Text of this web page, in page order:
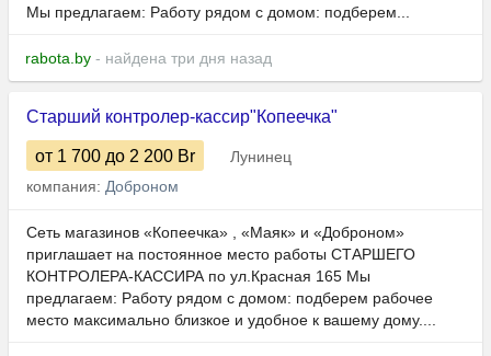
Мы предлагаем: Работу рядом с домом: подберем...
rabota.by - найдена три дня назад
Старший контролер-кассир"Копеечка"
от 1 700 до 2 200 Br
Лунинец
компания: Доброном
Сеть магазинов «Копеечка» , «Маяк» и «Доброном»
приглашает на постоянное место работы СТАРШЕГО
КОНТРОЛЕРА-КАССИРА по ул.Красная 165 Мы
предлагаем: Работу рядом с домом: подберем рабочее
место максимально близкое и удобное к вашему дому....